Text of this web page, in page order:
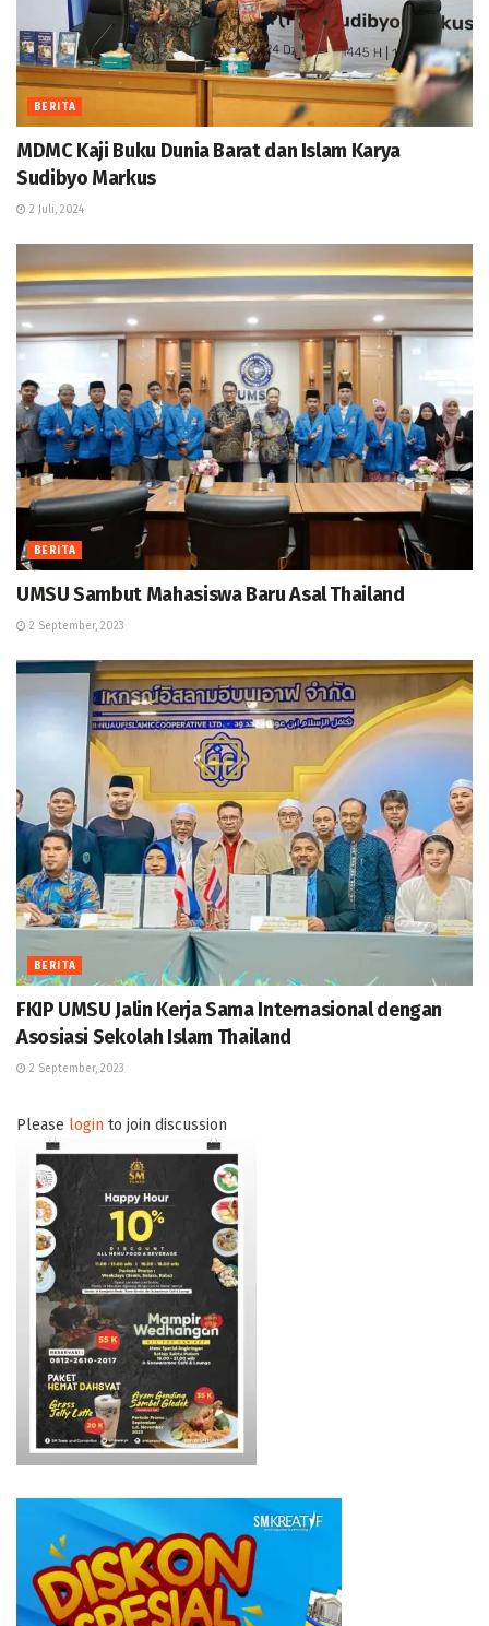
BERITA
MDMC Kaji Buku Dunia Barat dan Islam Karya
Sudibyo Markus
2 Juli, 2024
BERITA
UMSU Sambut Mahasiswa Baru Asal Thailand
2 September, 2023
BERITA
FKIP UMSU Jalin Kerja Sama Internasional dengan
Asosiasi Sekolah Islam Thailand
2 September, 2023
Please login to join discussion